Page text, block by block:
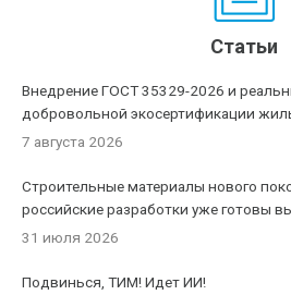
Статьи
Внедрение ГОСТ 35329-2026 и
добровольной экосертификации
7 августа 2026
Строительные материалы нового
российские разработки уже готовы
31 июля 2026
Подвинься, ТИМ! Идет ИИ!